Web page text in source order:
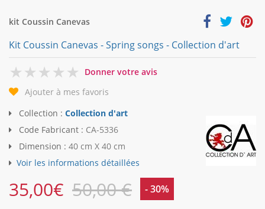
kit Coussin Canevas
Kit Coussin Canevas - Spring songs - Collection d'art
0
Donner votre avis
Ajouter à mes favoris
Collection : Collection d'art
Code Fabricant : CA-5336
Dimension : 40 cm X 40 cm
Voir les informations détaillées
35,00€ 50,00 € - 30%